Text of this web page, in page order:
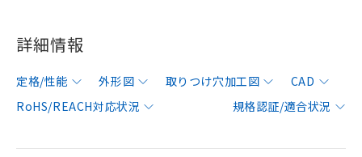
詳細情報
定格/性能 外形図 取りつけ穴加工図
CAD
RoHS/REACH対応状況
規格認証/適合状況